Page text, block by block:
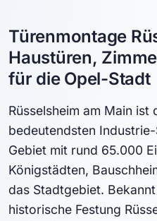
Türenmontage
Haustüren,
für die Opel-Stadt
Rüsselsheim am Main
bedeutendsten
Gebiet mit rund 65.000
Königstädten,
das Stadtgebiet.
historische Festung